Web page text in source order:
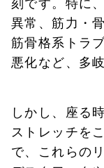
異常、筋力・
筋骨格系トラ
悪化など、多
しかし、座る
ストレッチを
で、これらの